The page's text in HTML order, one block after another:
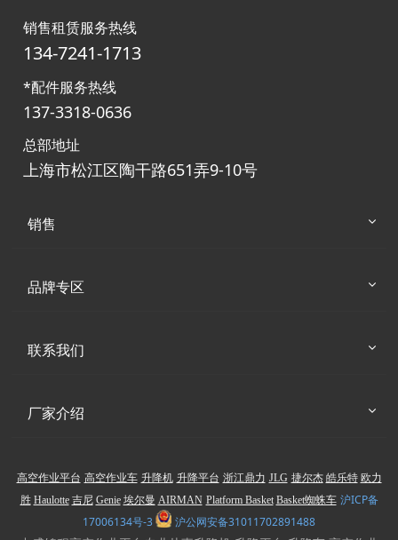
销售租赁服务热线
134-7241-1713
*配件服务热线
137-3318-0636
总部地址
上海市松江区陶干路651弄9-10号
销售
品牌专区
联系我们
厂家介绍
高空作业平台 高空作业车 升降机 升降平台 浙江鼎力 JLG 捷尔杰 皓乐特 欧力
胜 Haulotte 吉尼 Genie 埃尔曼 AIRMAN Platform Basket Basket蜘蛛车 沪ICP备
17006134号-3
沪公网安备31011702891488